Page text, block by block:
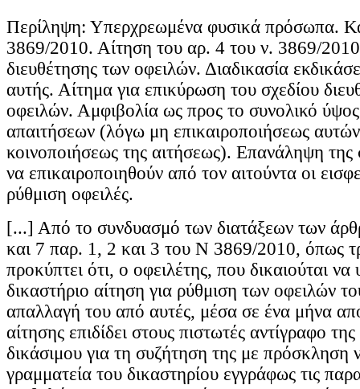
Περίληψη: Υπερχρεωμένα φυσικά πρόσωπα.
3869/2010. Αίτηση του αρ. 4 του ν. 3869/2010
διευθέτησης των οφειλών. Διαδικασία
αυτής. Αίτημα για επικύρωση του σχεδίου
οφειλών. Αμφιβολία ως προς το συνολικό
απαιτήσεων (λόγω μη επικαιροποιήσεως
κοινοποιήσεως της αιτήσεως). Επανάληψη
να επικαιροποιηθούν από τον αιτούντα οι
ρύθμιση οφειλές.
[...] Από το συνδυασμό των διατάξεων των
και 7 παρ. 1, 2 και 3 του Ν 3869/2010, όπως
προκύπτει ότι, ο οφειλέτης, που δικαιούται να
δικαστήριο αίτηση για ρύθμιση των οφειλών
απαλλαγή του από αυτές, μέσα σε ένα μήνα
αίτησης επιδίδει στους πιστωτές αντίγραφο
δικάσιμου για τη συζήτηση της με πρόσκληση
γραμματεία του δικαστηρίου εγγράφως τις